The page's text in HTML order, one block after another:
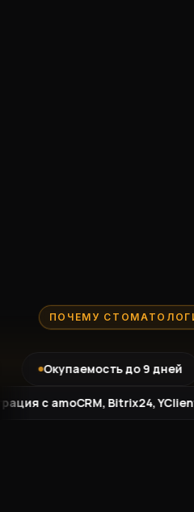
ПОЧЕМУ
Окупаемость до 9 дней
с amoCRM, Bitrix24,